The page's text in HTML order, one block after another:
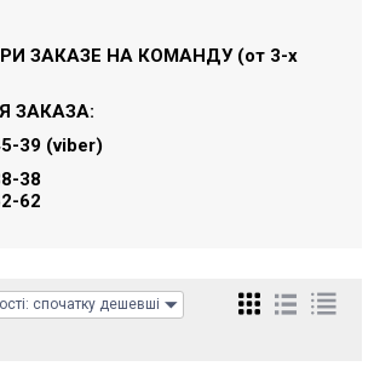
ЗАКАЗЕ НА КОМАНДУ (от 3-х
ЗАКАЗА:
39 (viber)
38
62
спочатку дешевші